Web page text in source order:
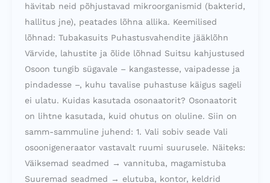
hävitab neid põhjustavad mikroorganismid (bakterid,
hallitus jne), peatades lõhna allika. Keemilised
lõhnad: Tubakasuits Puhastusvahendite jääklõhn
Värvide, lahustite ja õlide lõhnad Suitsu kahjustused
Osoon tungib sügavale – kangastesse, vaipadesse ja
pindadesse –, kuhu tavalise puhastuse käigus sageli
ei ulatu. Kuidas kasutada osonaatorit? Osonaatorit
on lihtne kasutada, kuid ohutus on oluline. Siin on
samm-sammuline juhend: 1. Vali sobiv seade Vali
osoonigeneraator vastavalt ruumi suurusele. Näiteks:
Väiksemad seadmed → vannituba, magamistuba
Suuremad seadmed → elutuba, kontor, keldrid